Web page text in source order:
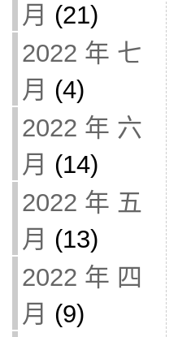
月 (21)
2022 年 七
月 (4)
2022 年 六
月 (14)
2022 年 五
月 (13)
2022 年 四
月 (9)